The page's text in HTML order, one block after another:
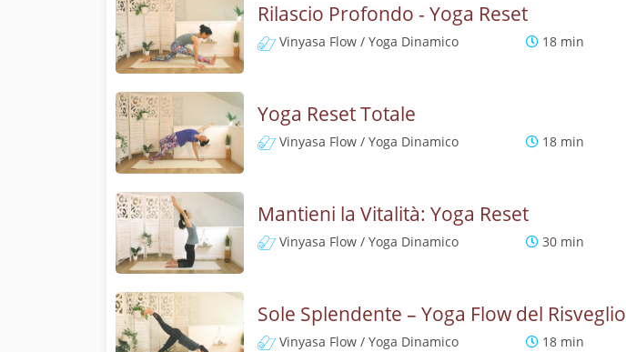
Rilascio Profondo - Yoga Reset
Vinyasa Flow / Yoga Dinamico 18 min
Yoga Reset Totale
Vinyasa Flow / Yoga Dinamico 18 min
Mantieni la Vitalità: Yoga Reset
Vinyasa Flow / Yoga Dinamico 30 min
Sole Splendente – Yoga Flow del Risveglio
Vinyasa Flow / Yoga Dinamico 18 min